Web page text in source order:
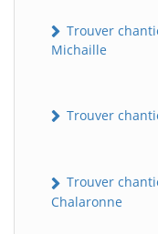
Trouver
Michaille
Trouver
Trouver
Chalaronne